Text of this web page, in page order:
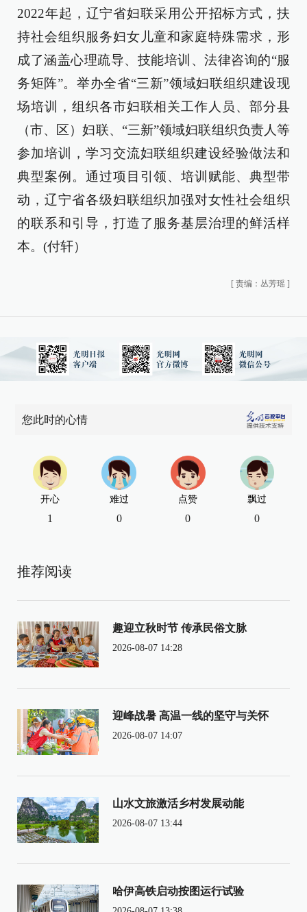
2022年起，辽宁省妇联采用公开招标方式，扶
持社会组织服务妇女儿童和家庭特殊需求，形
成了涵盖心理疏导、技能培训、法律咨询的“服
务矩阵”。举办全省“三新”领域妇联组织建设现
场培训，组织各市妇联相关工作人员、部分县
（市、区）妇联、“三新”领域妇联组织负责人等
参加培训，学习交流妇联组织建设经验做法和
典型案例。通过项目引领、培训赋能、典型带
动，辽宁省各级妇联组织加强对女性社会组织
的联系和引导，打造了服务基层治理的鲜活样
本。(付轩）
[ 责编：丛芳瑶 ]
您此时的心情
开心
1
难过
0
点赞
0
飘过
0
推荐阅读
趣迎立秋时节 传承民俗文脉
2026-08-07 14:28
迎峰战暑 高温一线的坚守与关怀
2026-08-07 14:07
山水文旅激活乡村发展动能
2026-08-07 13:44
哈伊高铁启动按图运行试验